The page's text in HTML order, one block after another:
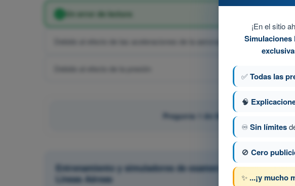
Un error de lectura
Debido al efecto de las aceleraciones de la aeronave
Pregunta 1 de 580
Entrenamiento y simuladores de examen ATPL - Licencia
Líneas Aéreas
¡En el sitio
Simulaciones
✅Todas las
🧠
♾️Sin límites
🚫 Cero
✨ ...¡y mucho